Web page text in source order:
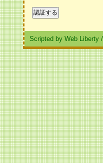
Scripted by Web Liberty /